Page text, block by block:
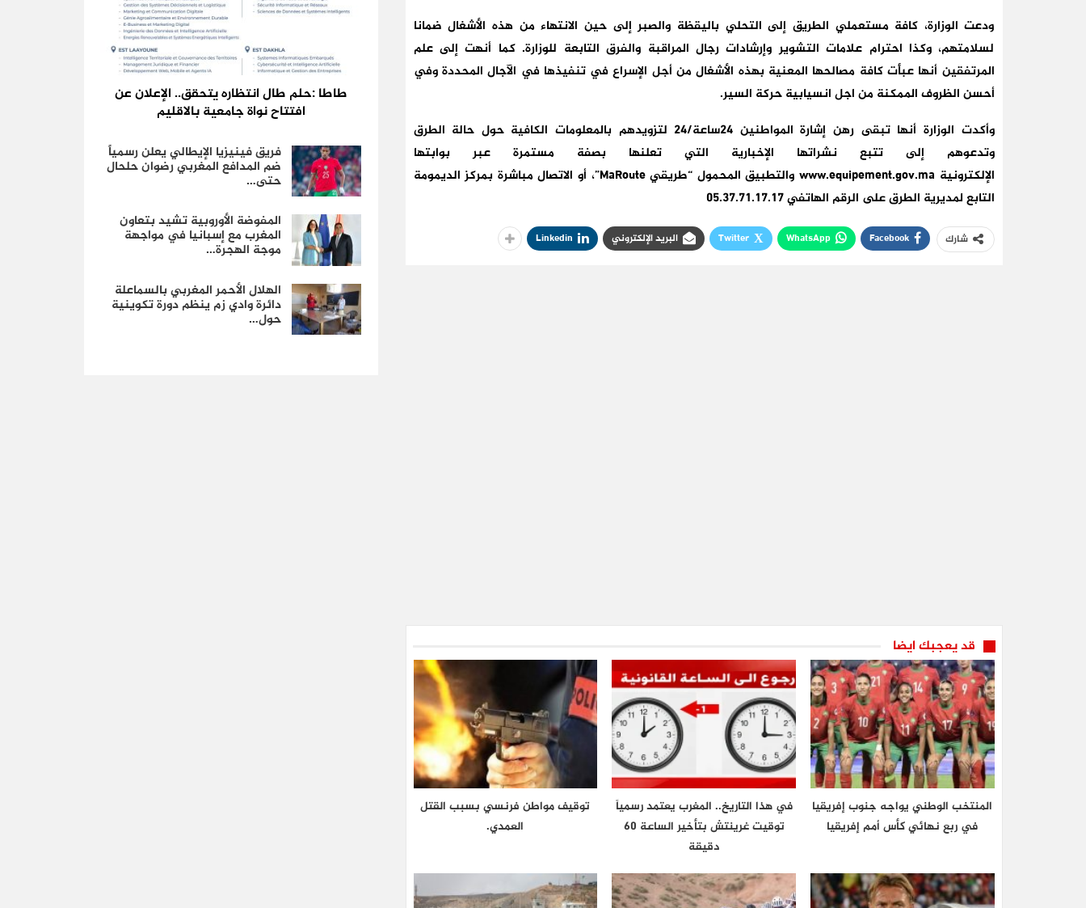
ودعت الوزارة، كافة مستعملي الطريق إلى التحلي باليقظة والصبر إلى حين الانتهاء من هذه الأشغال ضمانا
لسلامتهم، وكذا احترام علامات التشوير وإرشادات رجال المراقبة والفرق التابعة للوزارة. كما أنهت إلى علم
المرتفقين أنها عبأت كافة مصالحها المعنية بهذه الأشغال من أجل الإسراع في تنفيذها في الآجال المحددة وفي
أحسن الظروف الممكنة من اجل انسيابية حركة السير.
وأكدت الوزارة أنها تبقى رهن إشارة المواطنين 24ساعة/24 لتزويدهم بالمعلومات الكافية حول حالة الطرق
وتدعوهم إلى تتبع نشراتها الإخبارية التي تعلنها بصفة مستمرة عبر بوابتها
الإلكترونية www.equipement.gov.ma والتطبيق المحمول “طريقي MaRoute”، أو الاتصال مباشرة بمركز الديمومة
التابع لمديرية الطرق على الرقم الهاتفي 05.37.71.17.17
شارك Facebook
WhatsApp
Twitter البريد الإلكتروني Linkedin
قد يعجبك ايضا
المنتخب الوطني يواجه جنوب إفريقيا
في ربع نهائي كأس أمم إفريقيا
في هذا التاريخ.. المغرب يعتمد رسمياً
توقيت غرينتش بتأخير الساعة 60
دقيقة
توقيف مواطن فرنسي بسبب القتل
العمدي.
طاطا :حلم طال انتظاره يتحقق.. الإعلان عن
افتتاح نواة جامعية بالاقليم
فريق فينيزيا الإيطالي يعلن رسمياً
ضم المدافع المغربي رضوان حلحال
حتى…
المفوضة الأوروبية تشيد بتعاون
المغرب مع إسبانيا في مواجهة
موجة الهجرة…
الهلال الأحمر المغربي بالسماعلة
دائرة وادي زم ينظم دورة تكوينية
حول…